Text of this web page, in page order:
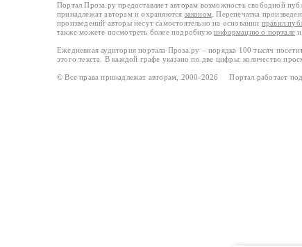
Портал Проза.ру предоставляет авторам возможность свободной
принадлежат авторам и охраняются законом . Перепечатка
произведений авторы несут самостоятельно на основании правил
также можете посмотреть более подробную информацию о портале и
Ежедневная аудитория портала Проза.ру – порядка 100 тысяч
этого текста. В каждой графе указано по две цифры: количество
© Все права принадлежат авторам, 2000-2026 Портал работает